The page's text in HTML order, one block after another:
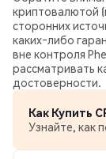
криптовалютой
сторонних
каких‑либо
вне контроля
рассматривать
достоверности.
Как Купить
Узнайте, как